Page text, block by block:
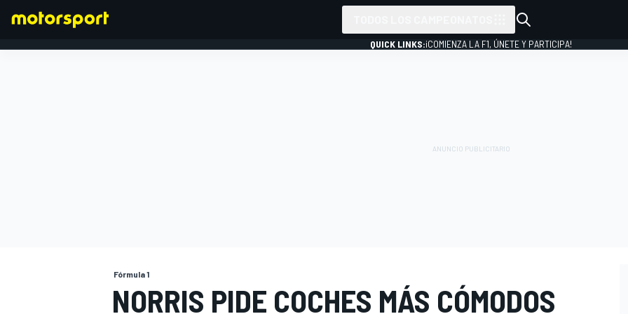
QUICK LINKS:¡COMIENZA LA F1, ÚNETE Y PARTICIPA!
Fórmula 1
NORRIS PIDE COCHES MÁS CÓMODOS